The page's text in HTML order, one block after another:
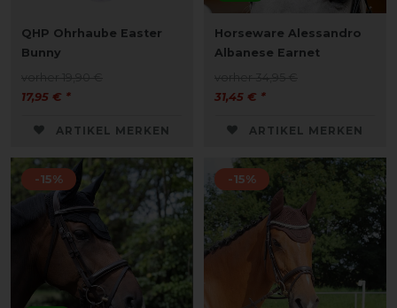
QHP Ohrhaube Easter
Bunny
17,95 € *
ARTIKEL MERKEN
Horseware Alessandro
Albanese Earnet
31,45 € *
ARTIKEL MERKEN
-15% -15%